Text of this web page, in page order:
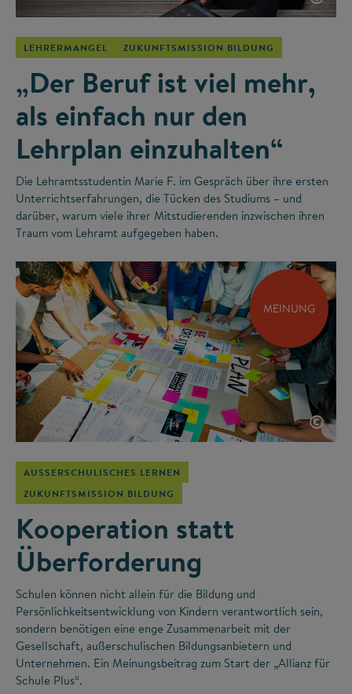
LEHRERMANGEL ZUKUNFTSMISSION BILDUNG
„Der Beruf ist viel mehr,
als einfach nur den
Lehrplan einzuhalten“
Die Lehramtsstudentin Marie F. im Gespräch über ihre ersten
Unterrichtserfahrungen, die Tücken des Studiums – und
darüber, warum viele ihrer Mitstudierenden inzwischen ihren
Traum vom Lehramt aufgegeben haben.
MEINUNG
©
AUSSERSCHULISCHES LERNEN
ZUKUNFTSMISSION BILDUNG
Kooperation statt
Überforderung
Schulen können nicht allein für die Bildung und
Persönlichkeitsentwicklung von Kindern verantwortlich sein,
sondern benötigen eine enge Zusammenarbeit mit der
Gesellschaft, außerschulischen Bildungsanbietern und
Unternehmen. Ein Meinungsbeitrag zum Start der „Allianz für
Schule Plus“.